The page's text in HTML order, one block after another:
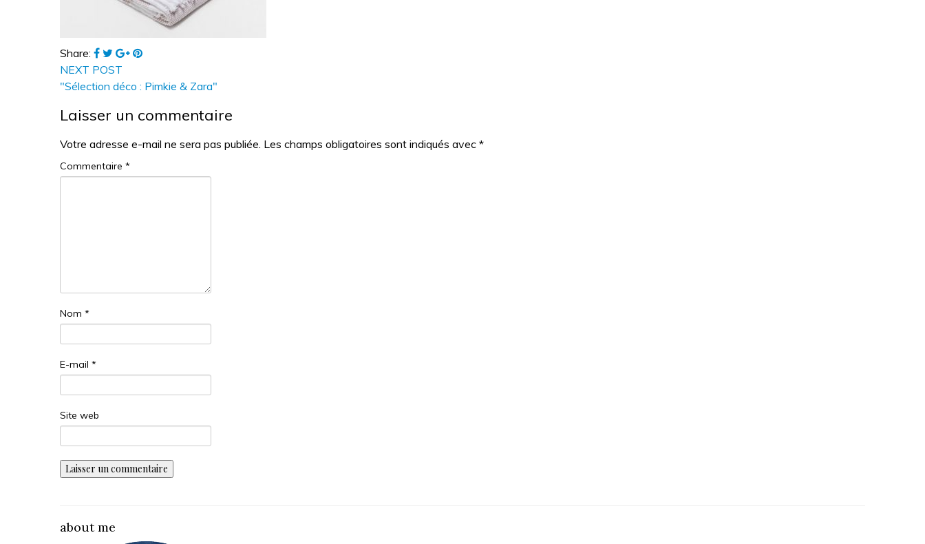
Share:
NEXT POST
"Sélection déco : Pimkie & Zara"
Laisser un commentaire
Votre adresse e-mail ne sera pas publiée. Les champs obligatoires sont indiqués avec *
Commentaire *
Nom *
E-mail *
Site web
about me